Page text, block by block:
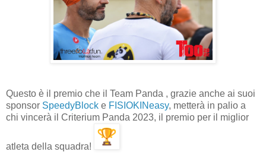
Questo è il premio che il Team Panda , grazie anche ai suoi
sponsor SpeedyBlock e FISIOKINeasy, metterà in palio a
chi vincerà il Criterium Panda 2023, il premio per il miglior
atleta della squadra!